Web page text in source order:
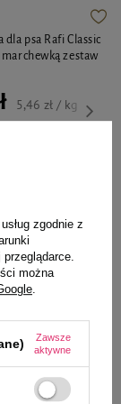
psa Rafi Classic
zestaw
5,46 zł / kg
zgodnie z
można
Zawsze
aktywne